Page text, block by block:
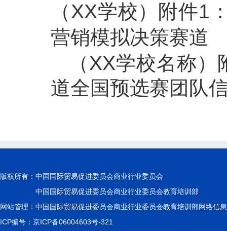
（XX学校）附件1
营销模拟决策赛道
（XX学校名称
道全国预选赛团队
版权所有： 中国国际贸易促进委员会商业行业委员会
中国国际贸易促进委员会商业行业委员会教育培训部
网站管理：中国国际贸易促进委员会商业行业委员会教育培训部网络信
ICP编号：京ICP备06004603号-321